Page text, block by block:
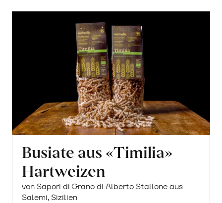
Busiate aus «Timilia»
Hartweizen
von Sapori di Grano di Alberto Stallone aus
Salemi, Sizilien